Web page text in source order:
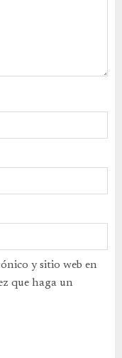
y sitio web en
que haga un